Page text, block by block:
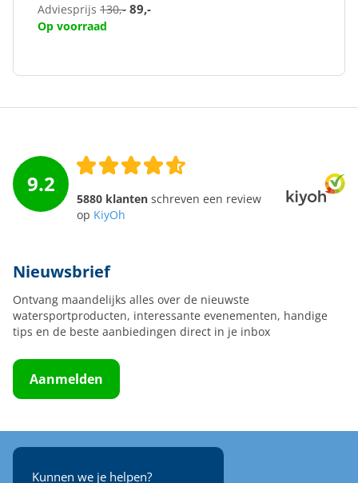
Adviesprijs 130,- 89,-
Op voorraad
9.2
5880 klanten schreven een review
op KiyOh
Nieuwsbrief
Ontvang maandelijks alles over de nieuwste
watersportproducten, interessante evenementen, handige
tips en de beste aanbiedingen direct in je inbox
Aanmelden
Kunnen we je helpen?